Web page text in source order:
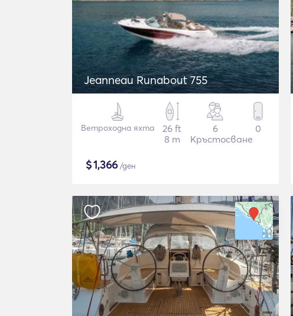
Jeanneau Runabout 755
Ветроходна яхта
26 ft
8 m
6
Кръстосване
0
$1,366/ден